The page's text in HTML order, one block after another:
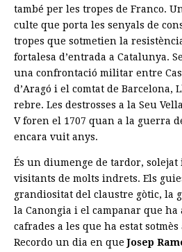
també per les tropes de Franco.
culte que porta les senyals de
tropes que sotmetien la
fortalesa d’entrada a Catalunya.
una confrontació militar entre
d’Aragó i el comtat de Barcelona,
rebre. Les destrosses a la Seu
V foren el 1707 quan a la guerra
encara vuit anys.
És un diumenge de tardor,
visitants de molts indrets. Els
grandiositat del claustre gòtic, la
la Canongia i el campanar que ha
cafrades a les que ha estat
Recordo un dia en queJosep